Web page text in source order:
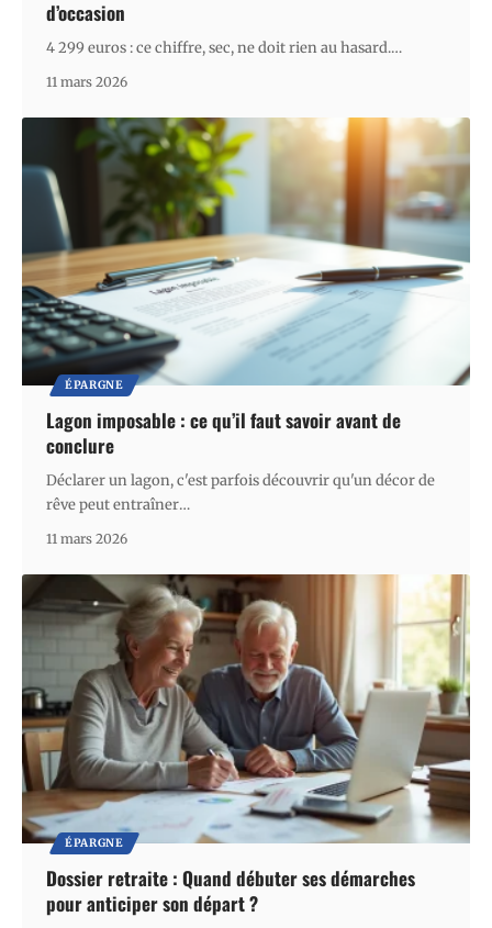
d’occasion
4 299 euros : ce chiffre, sec, ne doit rien au hasard.…
11 mars 2026
ÉPARGNE
Lagon imposable : ce qu’il faut savoir avant de
conclure
Déclarer un lagon, c'est parfois découvrir qu'un décor de
rêve peut entraîner…
11 mars 2026
ÉPARGNE
Dossier retraite : Quand débuter ses démarches
pour anticiper son départ ?